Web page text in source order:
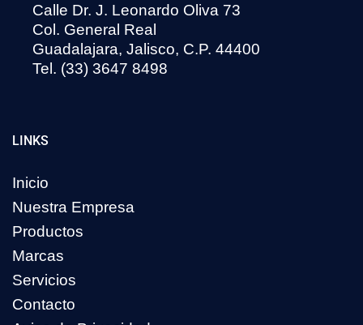
Calle Dr. J. Leonardo Oliva 73
Col. General Real
Guadalajara, Jalisco, C.P. 44400
Tel. (33) 3647 8498
LINKS
Inicio
Nuestra Empresa
Productos
Marcas
Servicios
Contacto